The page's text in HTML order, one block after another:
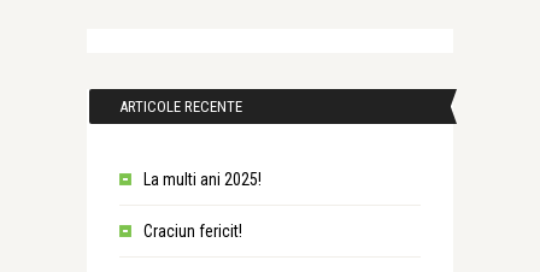
ARTICOLE RECENTE
La multi ani 2025!
Craciun fericit!